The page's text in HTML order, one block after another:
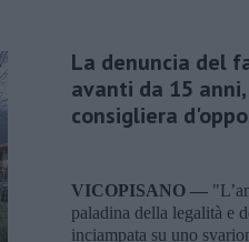
La denuncia del
avanti da 15
consigliera
VICOPISANO —
paladina della legalità e
inciampata su uno